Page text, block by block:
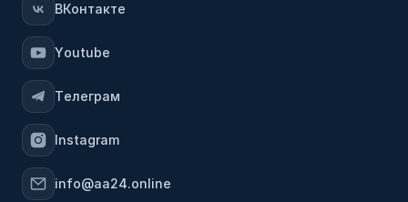
ВКонтакте
Youtube
Телеграм
Instagram
info@aa24.online